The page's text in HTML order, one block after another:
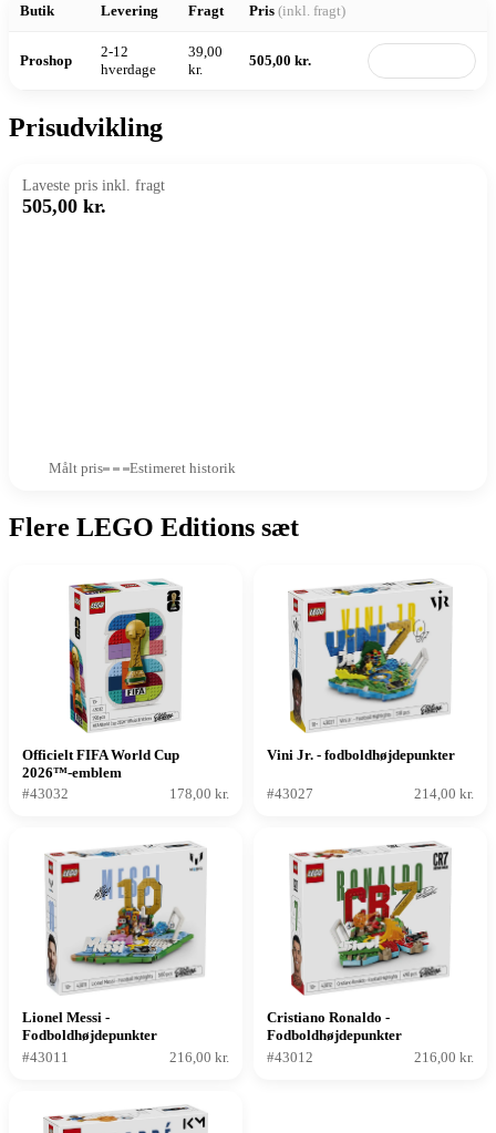
Butik Levering Fragt Pris (inkl. fragt)
Proshop
2-12
hverdage
39,00
kr.
505,00 kr.
Prisudvikling
Laveste pris inkl. fragt
505,00 kr.
Målt pris Estimeret historik
Flere LEGO Editions sæt
Officielt FIFA World Cup
2026™-emblem
#43032
178,00 kr.
Vini Jr. - fodboldhøjdepunkter
#43027 214,00 kr.
Lionel Messi -
Fodboldhøjdepunkter
#43011
216,00 kr.
Cristiano Ronaldo -
Fodboldhøjdepunkter
#43012
216,00 kr.